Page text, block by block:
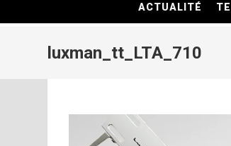
ACTUALITÉ
luxman_tt_LTA_710